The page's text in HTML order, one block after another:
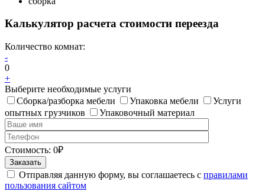
Калькулятор расчета стоимости переезда
Количество комнат:
-
0
+
Выберите необходимые услуги
Сборка/разборка мебели
Упаковка мебели
Услуги
опытных грузчиков
Упаковочный материал
Стоимость: 0₽
Отправляя данную форму, вы соглашаетесь с правилами
пользования сайтом